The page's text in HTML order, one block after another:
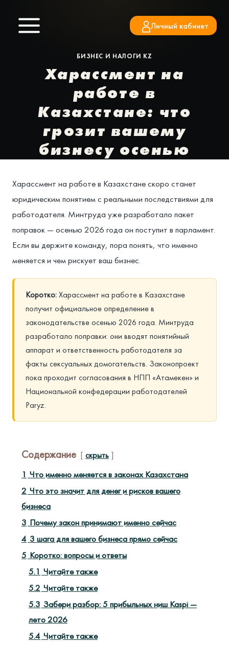
содержимому
Личный кабинет
БИЗНЕС И НАЛОГИ KZ
Харассмент на
работе в
Казахстане: что
грозит вашему
бизнесу осенью
Харассмент на работе в Казахстане скоро станет
юридическим понятием с реальными последствиями для
работодателя. Минтруда уже разработало пакет
поправок — осенью 2026 года он поступит в парламент.
Если вы держите команду, пора понять, что именно
меняется и чем рискует ваш бизнес.
Коротко:Харассмент на работе в Казахстане
получит официальное определение в
законодательстве осенью 2026 года. Минтруда
разработало поправки: они вводят понятийный
аппарат и ответственность работодателя за
факты сексуальных домогательств. Законопроект
пока проходит согласования в НПП «Атамекен» и
Национальной конфедерации работодателей
Paryz.
Содержание скрыть
1 Что именно меняется в законах Казахстана
2 Что это значит для денег и рисков вашего
бизнеса
3 Почему закон принимают именно сейчас
4 3 шага для вашего бизнеса прямо сейчас
5 Коротко: вопросы и ответы
5.1 Читайте также
5.2 Читайте также
5.3 Забери разбор: 5 прибыльных ниш Kaspi —
лето 2026
5.4 Читайте также